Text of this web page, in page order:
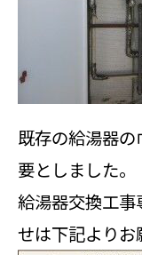
既存の給湯器
要としました。
給湯器交換工
せは下記よりお